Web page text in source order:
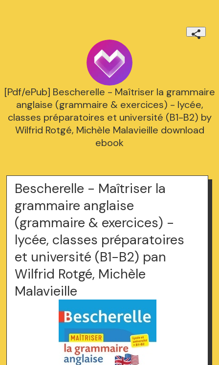
[Pdf/ePub] Bescherelle - Maîtriser la grammaire
anglaise (grammaire & exercices) - lycée,
classes préparatoires et université (B1-B2) by
Wilfrid Rotgé, Michèle Malavieille download
ebook
Bescherelle - Maîtriser la
grammaire anglaise
(grammaire & exercices) -
lycée, classes préparatoires
et université (B1-B2) pan
Wilfrid Rotgé, Michèle
Malavieille